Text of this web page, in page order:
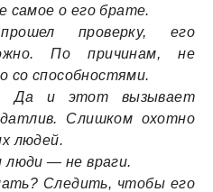
самое о его брате.
проверку, его
По причинам, не
со способностями.
Да и этот вызывает
Слишком охотно
людей.
— не враги.
Следить, чтобы его